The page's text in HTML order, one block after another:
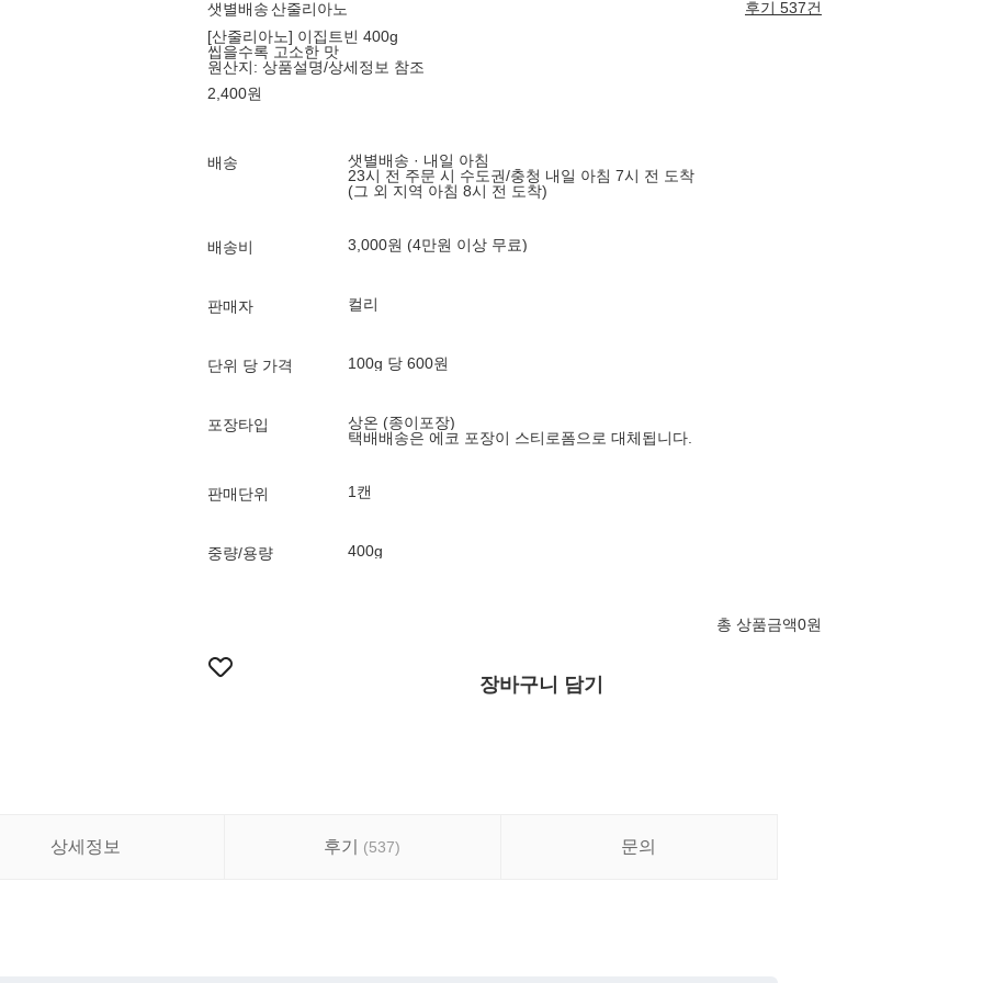
샛별배송산줄리아노
후기 537건
[산줄리아노] 이집트빈 400g
씹을수록 고소한 맛
원산지: 상품설명/상세정보 참조
2,400원
배송
샛별배송 · 내일 아침
23시 전 주문 시 수도권/충청 내일 아침 7시 전 도착
(그 외 지역 아침 8시 전 도착)
배송비 3,000원 (4만원 이상 무료)
판매자 컬리
단위 당 가격 100g 당 600원
포장타입
상온 (종이포장)
택배배송은 에코 포장이 스티로폼으로 대체됩니다.
판매단위 1캔
중량/용량 400g
총 상품금액0원
장바구니 담기
상세정보 후기 (537) 문의